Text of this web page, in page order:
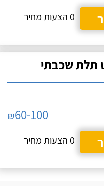
0 הצעות מחיר
תלת שכבתי
₪60-100
0 הצעות מחיר